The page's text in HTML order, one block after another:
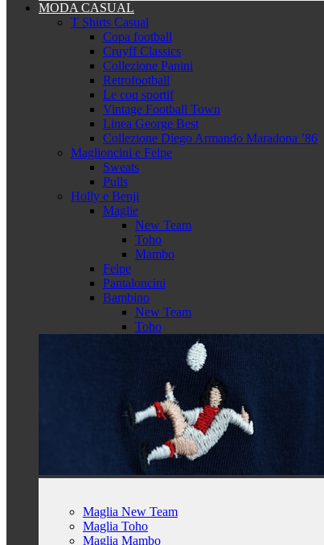
MODA CASUAL
T Shirts Casual
Copa football
Cruyff Classics
Collezione Panini
Retrofootball
Le coq sportif
Vintage Football Town
Linea George Best
Collezione Diego Armando Maradona ’86
Maglioncini e Felpe
Sweats
Pulls
Holly e Benji
Maglie
New Team
Toho
Mambo
Felpe
Pantaloncini
Bambino
New Team
Toho
Maglia New Team
Maglia Toho
Maglia Mambo